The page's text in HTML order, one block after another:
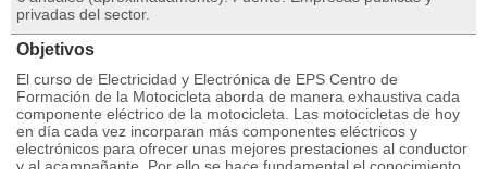
privadas del sector.
Objetivos
El curso de Electricidad y Electrónica de EPS Centro de
Formación de la Motocicleta aborda de manera exhaustiva cada
componente eléctrico de la motocicleta. Las motocicletas de hoy
en día cada vez incorparan más componentes eléctricos y
electrónicos para ofrecer unas mejores prestaciones al conductor